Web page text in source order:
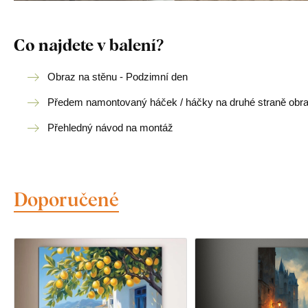
Co najdete v balení?
Obraz na stěnu - Podzimní den
Předem namontovaný háček / háčky na druhé straně
Přehledný návod na montáž
Doporučené